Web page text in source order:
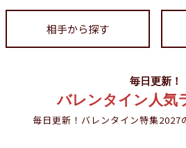
相手から探す
毎日更新！
バレンタイン人気
毎日更新！バレンタイン特集2027